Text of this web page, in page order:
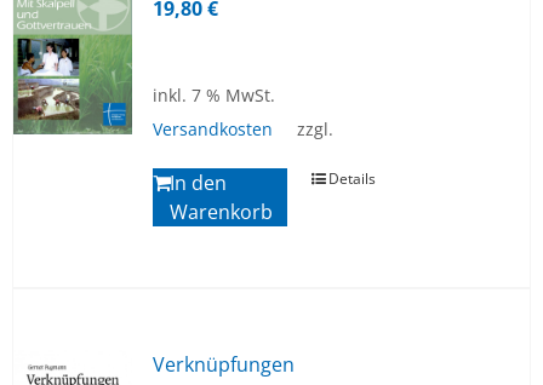
19,80€
inkl. 7 % MwSt.
zzgl.
Versandkosten
In den
Warenkorb
Details
Ver­knüp­fun­gen